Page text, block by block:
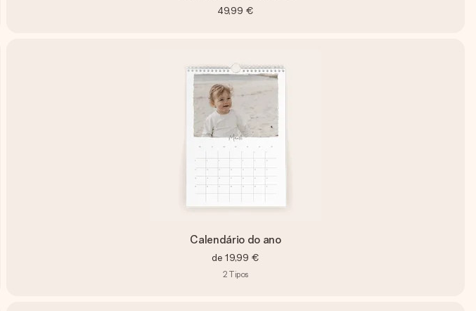
49,99 €
Calendário do ano
de 19,99 €
2 Tipos